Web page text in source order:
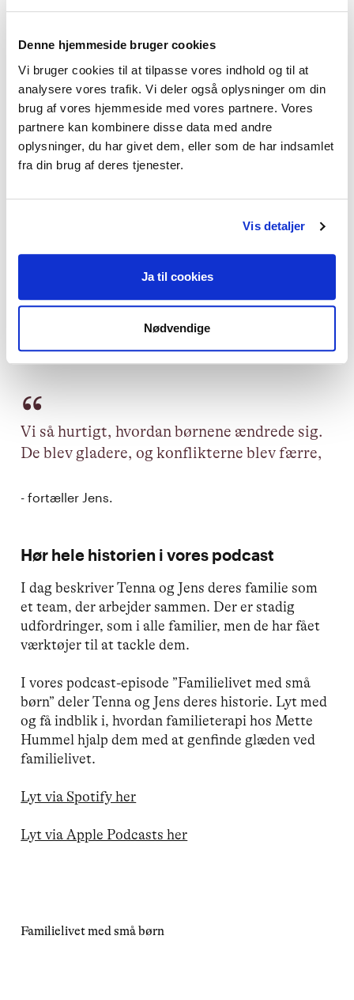
Denne hjemmeside bruger cookies
Vi bruger cookies til at tilpasse vores indhold og til at
analysere vores trafik. Vi deler også oplysninger om din
brug af vores hjemmeside med vores partnere. Vores
partnere kan kombinere disse data med andre
oplysninger, du har givet dem, eller som de har indsamlet
fra din brug af deres tjenester.
Vis detaljer
Ja til cookies
Nødvendige
uhensigtsmæssige mønstre i deres
kommunikation, både som par og som forældre.
Jeg fik for eksempel konkrete redskaber til at
håndtere børnenes larm, når det blev for
meget. Og vi opdagede begge, hvordan vores
Vi så hurtigt, hvordan børnene ændrede sig.
De blev gladere, og konflikterne blev færre,
- fortæller Jens.
Hør hele historien i vores podcast
I dag beskriver Tenna og Jens deres familie som
et team, der arbejder sammen. Der er stadig
udfordringer, som i alle familier, men de har fået
værktøjer til at tackle dem.
I vores podcast-episode ”Familielivet med små
børn” deler Tenna og Jens deres historie. Lyt med
og få indblik i, hvordan familieterapi hos Mette
Hummel hjalp dem med at genfinde glæden ved
familielivet.
Lyt via Spotify her
Lyt via Apple Podcasts her
Familielivet med små børn